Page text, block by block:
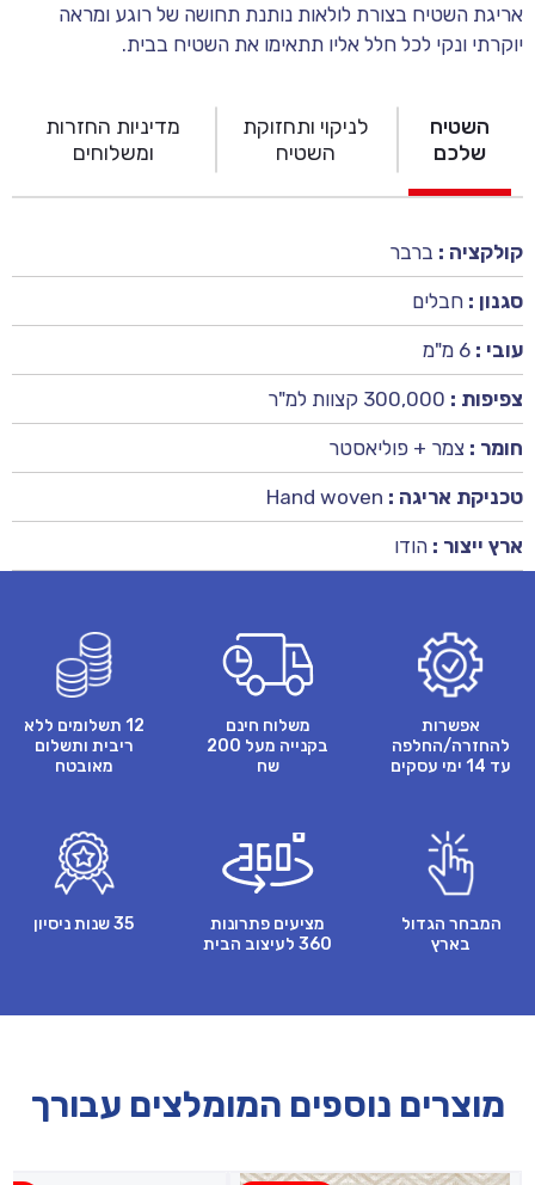
אריגת השטיח בצורת לולאות נותנת תחושה של רוגע ומראה
יוקרתי ונקי לכל חלל אליו תתאימו את השטיח בבית.
השטיח
שלכם
לניקוי ותחזוקת
השטיח
מדיניות החזרות
ומשלוחים
קולקציה : ברבר
סגנון : חבלים
עובי : 6 מ"מ
צפיפות : 300,000 קצוות למ"ר
חומר : צמר + פוליאסטר
טכניקת אריגה : Hand woven
ארץ ייצור : הודו
אפשרות
להחזרה/החלפה
עד 14 ימי עסקים
משלוח חינם
בקנייה מעל 200
שח
12 תשלומים ללא
ריבית ותשלום
מאובטח
המבחר הגדול
בארץ
מציעים פתרונות
360 לעיצוב הבית
35 שנות ניסיון
מוצרים נוספים המומלצים עבורך